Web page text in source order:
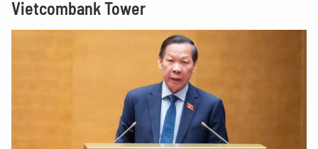
Vietcombank Tower